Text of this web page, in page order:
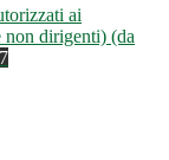
ai
dirigenti) (da
7